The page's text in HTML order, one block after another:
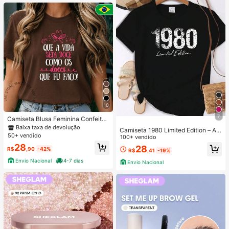
agem labial, , festa de Natal,
10
Camiseta Blusa Feminina Confeiteir
a Boleira Doceira Doces T Shirt Pro
fissão 100% Algodão
Baixa taxa de devolução
50+ vendido
R$28 ,90 -42%
Envio Nacional
4-7 dias
7
Camiseta 1980 Limited Edition – Alg
odão Premium Estampa Vintage Mo
derna
100+ vendido
R$28 ,41 -19%
Envio Nacional